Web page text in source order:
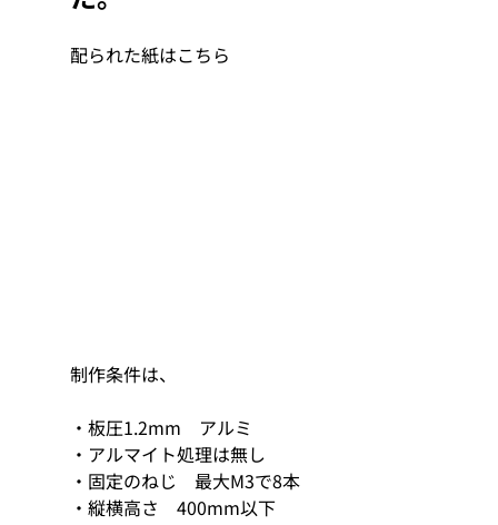
配られた紙はこちら
制作条件は、
・板圧1.2mm　アルミ
・アルマイト処理は無し
・固定のねじ　最大M3で8本
・縦横高さ　400mm以下